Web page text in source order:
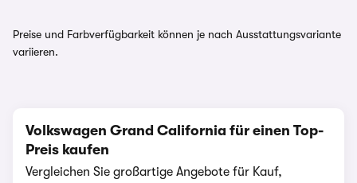
Preise und Farbverfügbarkeit können je nach Ausstattungsvariante
variieren.
Volkswagen Grand California für einen Top-
Preis kaufen
Vergleichen Sie großartige Angebote für Kauf,